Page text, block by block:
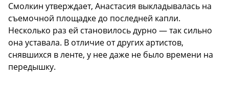
Смолкин утверждает, Анастасия выкладывалась на
съемочной площадке до последней капли.
Несколько раз ей становилось дурно — так сильно
она уставала. В отличие от других артистов,
снявшихся в ленте, у нее даже не было времени на
передышку.